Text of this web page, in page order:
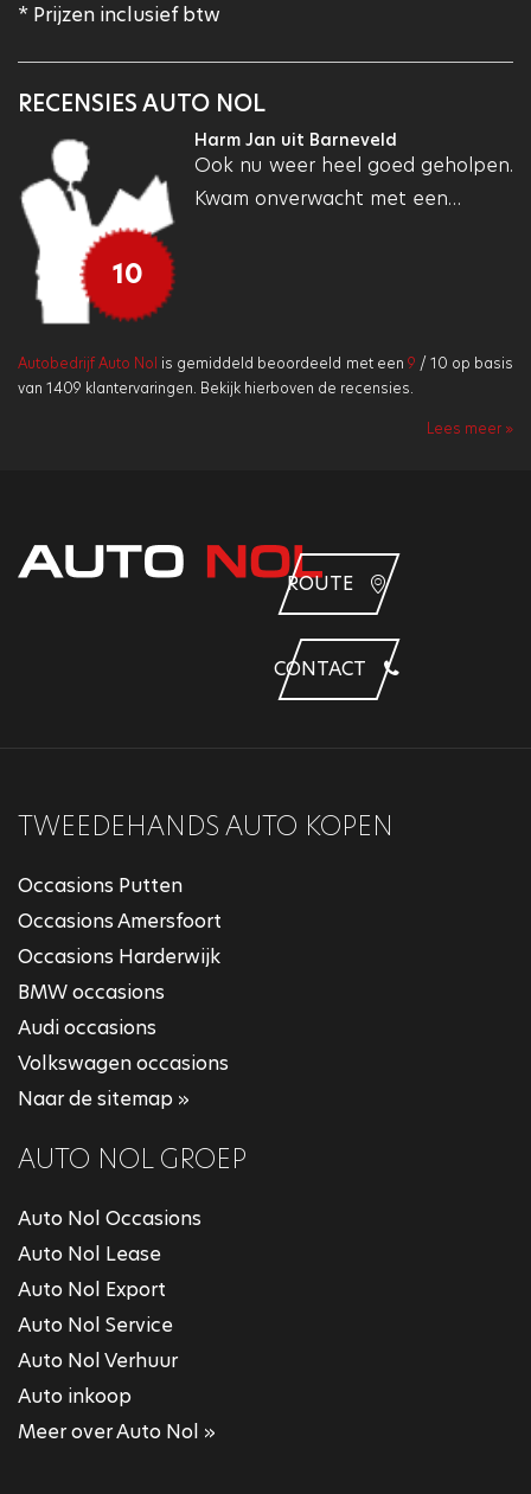
* Prijzen inclusief btw
RECENSIES AUTO NOL
10
Harm Jan uit Barneveld
Ook nu weer heel goed geholpen.
Kwam onverwacht met een…
Autobedrijf Auto Nol is gemiddeld beoordeeld met een 9 /10 op basis
van 1409 klantervaringen. Bekijk hierboven de recensies.
Lees meer »
ROUTE
CONTACT
TWEEDEHANDS AUTO KOPEN
Occasions Putten
Occasions Amersfoort
Occasions Harderwijk
BMW occasions
Audi occasions
Volkswagen occasions
Naar de sitemap »
AUTO NOL GROEP
Auto Nol Occasions
Auto Nol Lease
Auto Nol Export
Auto Nol Service
Auto Nol Verhuur
Auto inkoop
Meer over Auto Nol »